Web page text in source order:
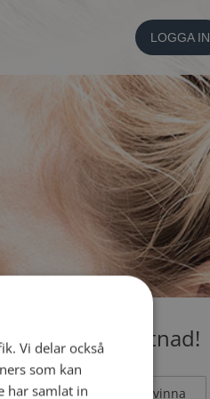
LOGGA IN
utan kostnad!
Man Kvinna
Vi delar också
som kan
har samlat in